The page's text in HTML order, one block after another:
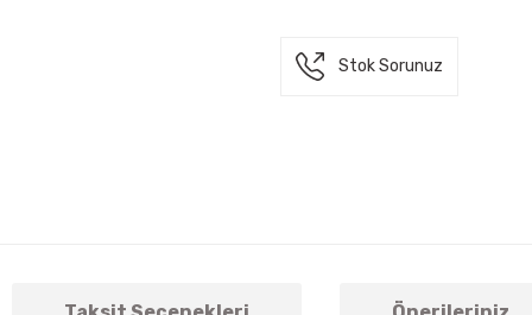
Stok Sorunuz